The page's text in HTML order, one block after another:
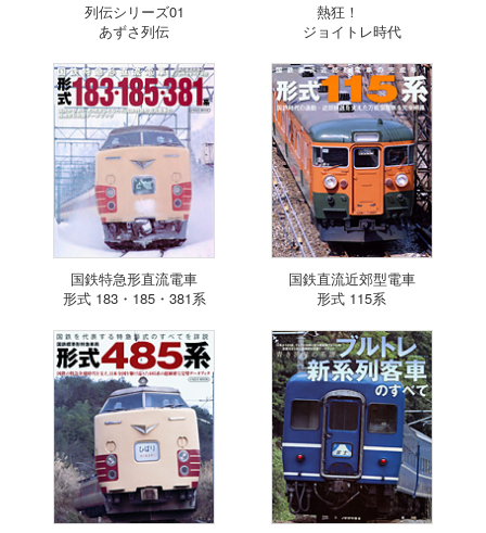
列伝シリーズ01
あずさ列伝
熱狂！
ジョイトレ時代
国鉄特急形直流電車
形式 183・185・381系
国鉄直流近郊型電車
形式 115系